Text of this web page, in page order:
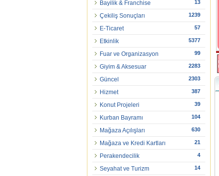
Bayilik & Franchise 13
Çekiliş Sonuçları 1239
E-Ticaret 57
Etkinlik 5377
Fuar ve Organizasyon 99
Giyim & Aksesuar 2283
Güncel 2303
Hizmet 387
Konut Projeleri 39
Kurban Bayramı 104
Mağaza Açılışları 630
Mağaza ve Kredi Kartları 21
Perakendecilik 4
Seyahat ve Turizm 14